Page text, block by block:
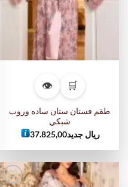
🛒
👁
طقم فستان ستان ساده وروب
شبكي
ريال جديد37.825,00